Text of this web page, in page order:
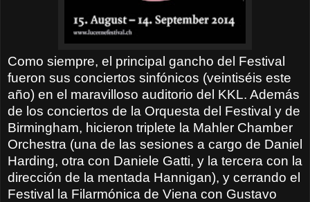
Como siempre, el principal gancho del Festival
fueron sus conciertos sinfónicos (veintiséis este
año) en el maravilloso auditorio del KKL. Además
de los conciertos de la Orquesta del Festival y de
Birmingham, hicieron triplete la Mahler Chamber
Orchestra (una de las sesiones a cargo de Daniel
Harding, otra con Daniele Gatti, y la tercera con la
dirección de la mentada Hannigan), y cerrando el
Festival la Filarmónica de Viena con Gustavo